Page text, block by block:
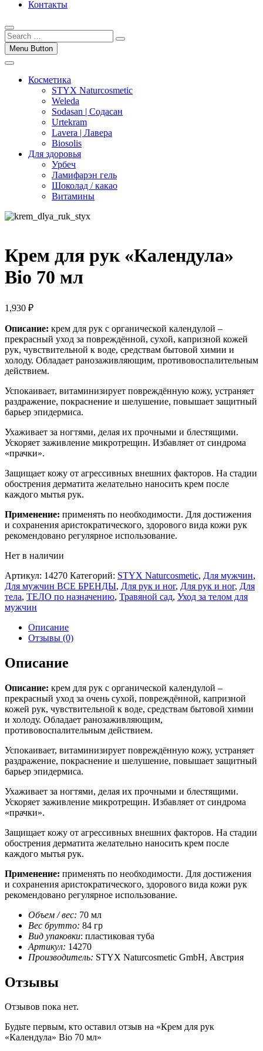
Контакты
Menu Button
Косметика
STYX Naturcosmetic
Weleda
Sodasan | Содасан
Urtekram
Lavera | Лавера
Biosolis
Для здоровья
Урбеч
Ламифарэн гель
Шоколад / какао
Витамины
Крем для рук «Календула»
Bio 70 мл
1,930 ₽
Описание: крем для рук с органической календулой –
прекрасный уход за повреждённой, сухой, капризной кожей
рук, чувствительной к воде, средствам бытовой химии и
холоду. Обладает ранозаживляющим, противовоспалительным
действием.
Успокаивает, витаминизирует повреждённую кожу, устраняет
раздражение, покраснение и шелушение, повышает защитный
барьер эпидермиса.
Ухаживает за ногтями, делая их прочными и блестящими.
Ускоряет заживление микротрещин. Избавляет от синдрома
«прачки».
Защищает кожу от агрессивных внешних факторов. На стадии
обострения дерматита желательно наносить крем после
каждого мытья рук.
Применение: применять по необходимости. Для достижения
и сохранения аристократического, здорового вида кожи рук
рекомендовано регулярное использование.
Нет в наличии
Артикул: 14270 Категорий: STYX Naturcosmetic, Для мужчин,
Для мужчин ВСЕ БРЕНДЫ, Для рук и ног, Для рук и ног, Для
тела, ТЕЛО по назначению, Травяной сад, Уход за телом для
мужчин
Описание
Отзывы (0)
Описание
Описание: крем для рук с органической календулой –
прекрасный уход за очень сухой, повреждённой, капризной
кожей рук, чувствительной к воде, средствам бытовой химии
и холоду. Обладает ранозаживляющим,
противовоспалительным действием.
Успокаивает, витаминизирует повреждённую кожу, устраняет
раздражение, покраснение и шелушение, повышает защитный
барьер эпидермиса.
Ухаживает за ногтями, делая их прочными и блестящими.
Ускоряет заживление микротрещин. Избавляет от синдрома
«прачки».
Защищает кожу от агрессивных внешних факторов. На стадии
обострения дерматита желательно наносить крем после
каждого мытья рук.
Применение: применять по необходимости. Для достижения
и сохранения аристократического, здорового вида кожи рук
рекомендовано регулярное использование.
Объем / вес: 70 мл
Вес брутто: 84 гр
Вид упаковки: пластиковая туба
Артикул: 14270
Производитель: STYX Naturcosmetic GmbH, Австрия
Отзывы
Отзывов пока нет.
Будьте первым, кто оставил отзыв на «Крем для рук
«Календула» Bio 70 мл»